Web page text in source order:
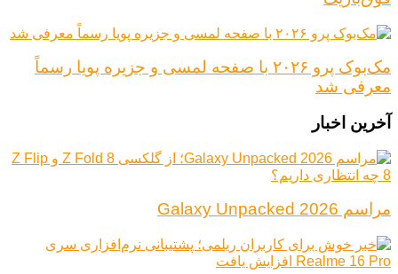
مک‌بوک پرو ۲۰۲۶ با صفحه لمسی و جزیره پویا رسماً
معرفی شد
آخرین اخبار
مراسم Galaxy Unpacked 2026